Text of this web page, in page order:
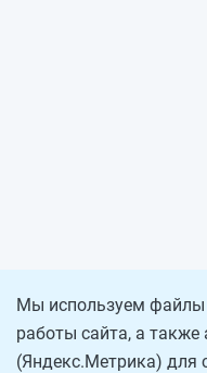
Мы используем
работы сайта, а также
(Яндекс.Метрика) для